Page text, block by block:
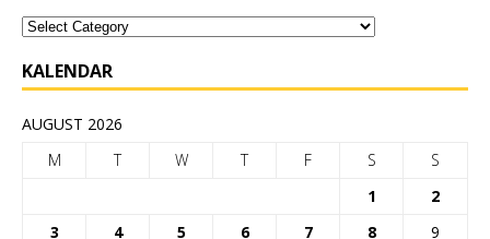
KALENDAR
AUGUST 2026
M
T W T F S
S
1
2
3
4 5 6 7 8
9